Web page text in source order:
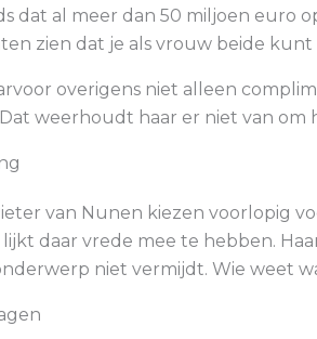
dat al meer dan 50 miljoen euro
zien dat je als vrouw beide kunt
overigens niet alleen
weerhoudt haar er niet van om
van Nunen kiezen voorlopig
lijkt daar vrede mee te hebben.
niet vermijdt. Wie weet